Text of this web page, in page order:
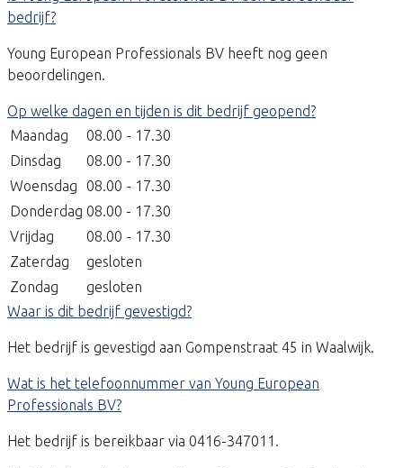
bedrijf?
Young European Professionals BV heeft nog geen
beoordelingen.
Op welke dagen en tijden is dit bedrijf geopend?
Maandag
08.00 - 17.30
Dinsdag
08.00 - 17.30
Woensdag
08.00 - 17.30
Donderdag 08.00 - 17.30
Vrijdag
08.00 - 17.30
Zaterdag
gesloten
Zondag
gesloten
Waar is dit bedrijf gevestigd?
Het bedrijf is gevestigd aan Gompenstraat 45 in Waalwijk.
Wat is het telefoonnummer van Young European
Professionals BV?
Het bedrijf is bereikbaar via 0416-347011.